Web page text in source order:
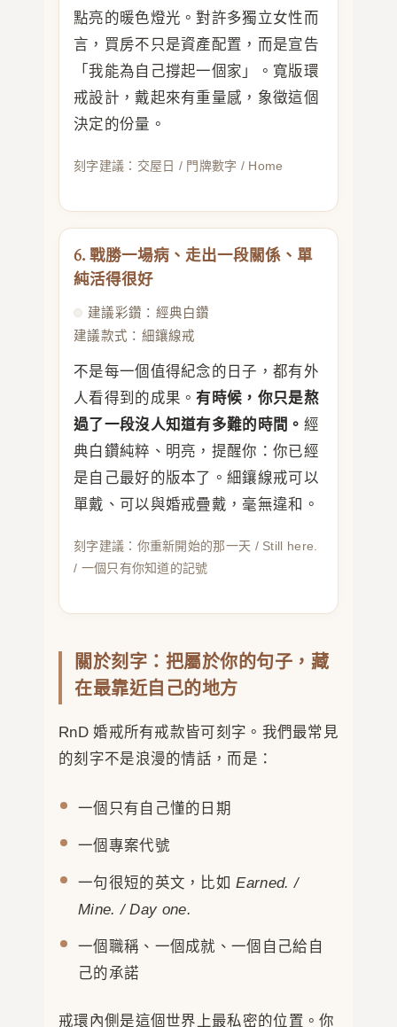
點亮的暖色燈光。對許多獨立女性而
言，買房不只是資產配置，而是宣告
「我能為自己撐起一個家」。寬版環
戒設計，戴起來有重量感，象徵這個
決定的份量。
刻字建議：交屋日 / 門牌數字 / Home
6. 戰勝一場病、走出一段關係、單
純活得很好
建議彩鑽：經典白鑽
建議款式：細鑲線戒
不是每一個值得紀念的日子，都有外
人看得到的成果。有時候，你只是熬
過了一段沒人知道有多難的時間。 經
典白鑽純粹、明亮，提醒你：你已經
是自己最好的版本了。細鑲線戒可以
單戴、可以與婚戒疊戴，毫無違和。
刻字建議：你重新開始的那一天 / Still here.
/ 一個只有你知道的記號
關於刻字：把屬於你的句子，藏
在最靠近自己的地方
RnD 婚戒所有戒款皆可刻字。我們最常見
的刻字不是浪漫的情話，而是：
一個只有自己懂的日期
一個專案代號
一句很短的英文，比如Earned. /
Mine. / Day one.
一個職稱、一個成就、一個自己給自
己的承諾
戒環內側是這個世界上最私密的位置。你